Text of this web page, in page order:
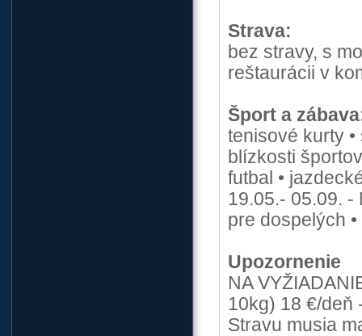
Strava:
bez stravy, s
reštaurácii v
Šport a
tenisové kurty
blízkosti
futbal •
19.05.- 05.09. -
pre dospelých
Upozornenie
NA
10kg) 18 €/deň
Stravu musia